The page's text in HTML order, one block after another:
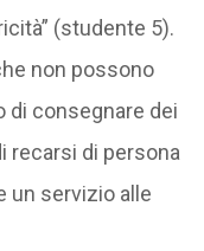
(studente 5).
non possono
di consegnare dei
recarsi di persona
un servizio alle